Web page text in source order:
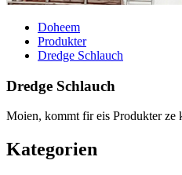
Doheem
Produkter
Dredge Schlauch
Dredge Schlauch
Moien, kommt fir eis Produkter ze
Kategorien